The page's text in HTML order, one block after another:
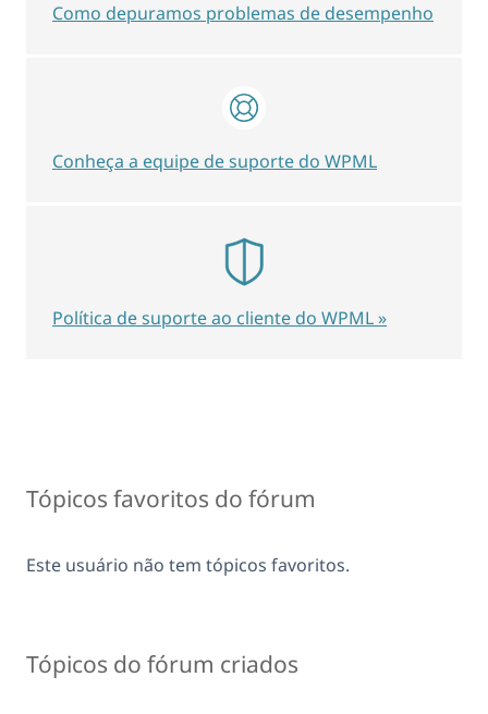
Tópicos favoritos do fórum
Este usuário não tem tópicos favoritos.
Tópicos do fórum criados
Como depuramos problemas de desempenho
Conheça a equipe de suporte do WPML
Política de suporte ao cliente do WPML »